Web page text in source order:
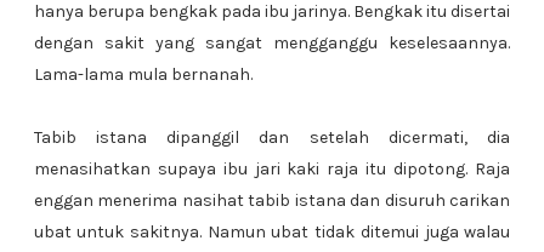
hanya berupa bengkak pada ibu jarinya. Bengkak itu disertai
dengan sakit yang sangat mengganggu keselesaannya.
Lama-lama mula bernanah.
Tabib istana dipanggil dan setelah dicermati, dia
menasihatkan supaya ibu jari kaki raja itu dipotong. Raja
enggan menerima nasihat tabib istana dan disuruh carikan
ubat untuk sakitnya. Namun ubat tidak ditemui juga walau